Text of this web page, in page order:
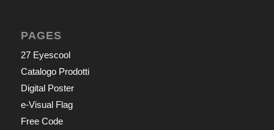
PAGES
27 Eyescool
Catalogo Prodotti
Digital Poster
e-Visual Flag
Free Code